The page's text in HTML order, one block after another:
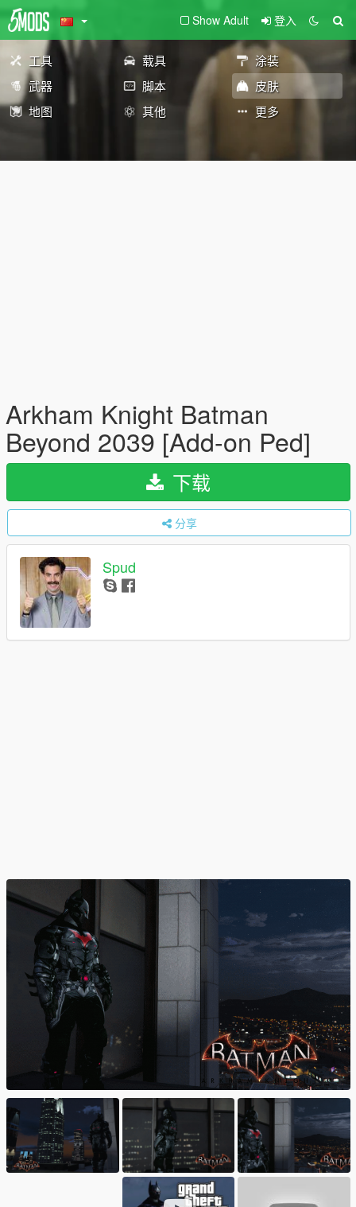
Show Adult 登入
工具 载具
涂装
武器
脚本
皮肤
地图
其他 更多
Arkham Knight Batman
Beyond 2039 [Add-on Ped]
下载
分享
Spud